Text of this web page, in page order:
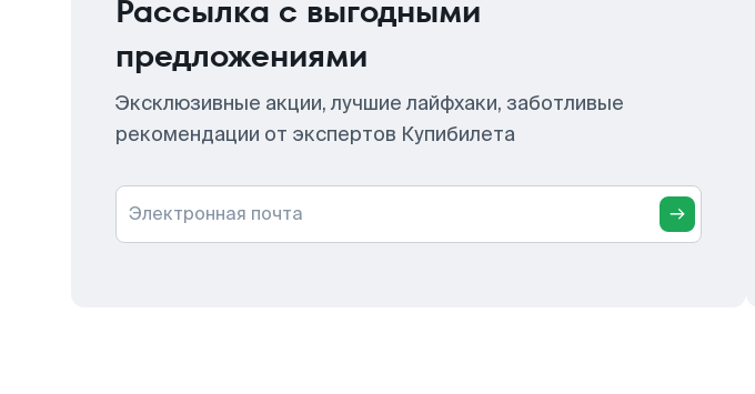
Рассылка с выгодными
предложениями
Эксклюзивные акции, лучшие лайфхаки, заботливые
рекомендации от экспертов Купибилета
Электронная почта